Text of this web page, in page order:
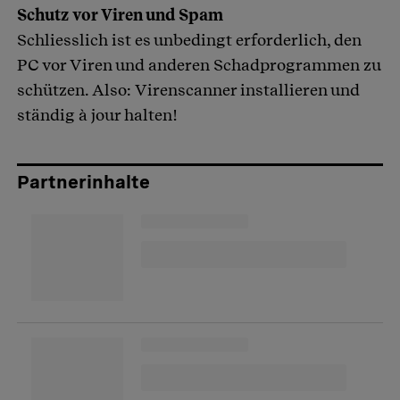
Schutz vor Viren und Spam
Schliesslich ist es unbedingt erforderlich, den
PC vor Viren und anderen Schadprogrammen zu
schützen. Also: Virenscanner installieren und
ständig à jour halten!
Partnerinhalte